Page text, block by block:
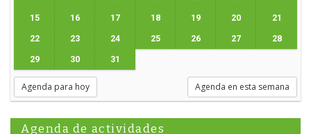
15 16 17 18 19 20 21
22 23 24 25 26 27 28
29 30 31
Agenda para hoy Agenda en esta semana
Agenda de actividades